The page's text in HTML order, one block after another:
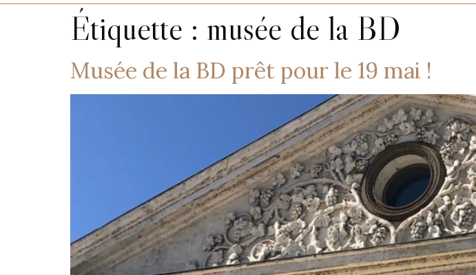
Étiquette : musée de la BD
Musée de la BD prêt pour le 19 mai !